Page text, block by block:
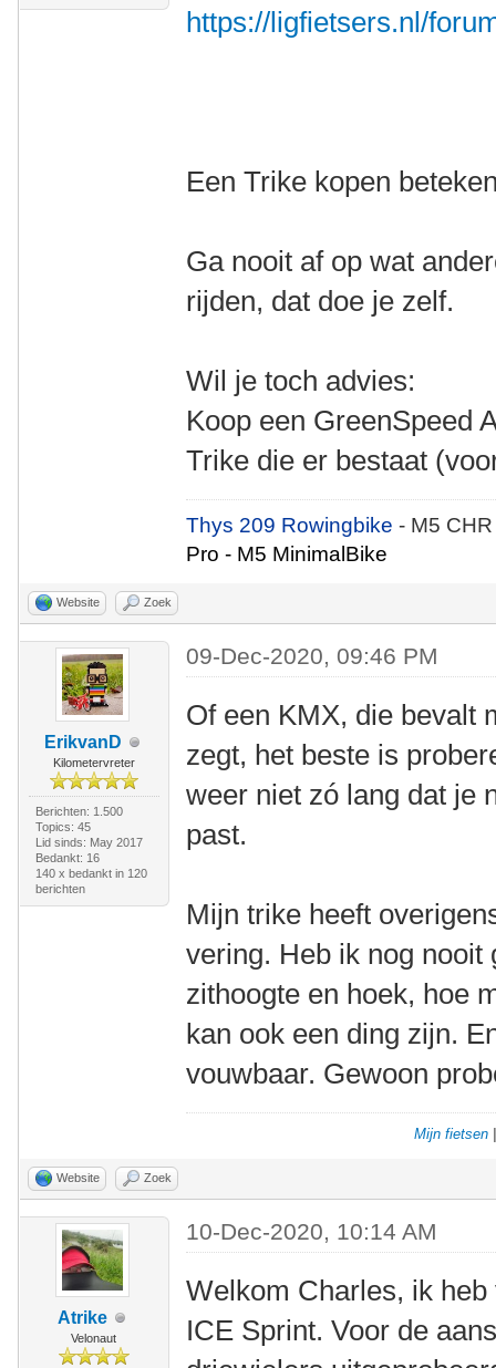
https://ligfietsers.nl/
Een Trike kopen
Ga nooit af op wat
rijden, dat doe je zelf.
Wil je toch advies:
Koop een GreenSpeed
Trike die er bestaat
Thys 209 Rowingbike- M5
Pro - M5 MinimalBike
Website Zoek
ErikvanD
Kilometervreter
Berichten: 1.500
Topics: 45
Lid sinds: May 2017
Bedankt: 16
140 x bedankt in 120
berichten
09-Dec-2020, 09:46 PM
Of een KMX, die bevalt
zegt, het beste is
weer niet zó lang dat je
past.
Mijn trike heeft
vering. Heb ik nog
zithoogte en hoek, hoe
kan ook een ding zijn.
vouwbaar. Gewoon
Mijn fietsen
Website Zoek
Atrike
Velonaut
10-Dec-2020, 10:14 AM
Welkom Charles, ik
ICE Sprint. Voor de